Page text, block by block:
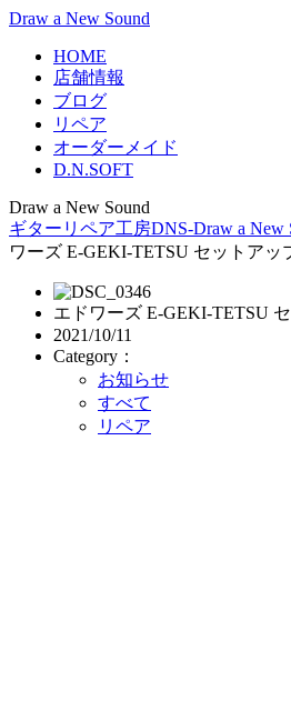
Draw a New Sound
HOME
店舗情報
ブログ
リペア
オーダーメイド
D.N.SOFT
Draw a New Sound
ギターリペア工房DNS-Draw a New
ワーズ E-GEKI-TETSU セットアッ
エドワーズ E-GEKI-TETSU
2021/10/11
Category：
お知らせ
すべて
リペア